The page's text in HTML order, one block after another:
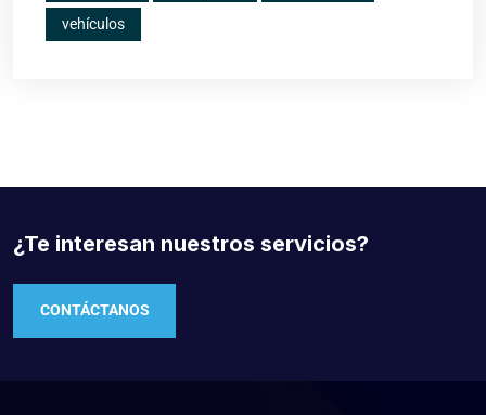
vehículos
¿Te interesan nuestros servicios?
CONTÁCTANOS